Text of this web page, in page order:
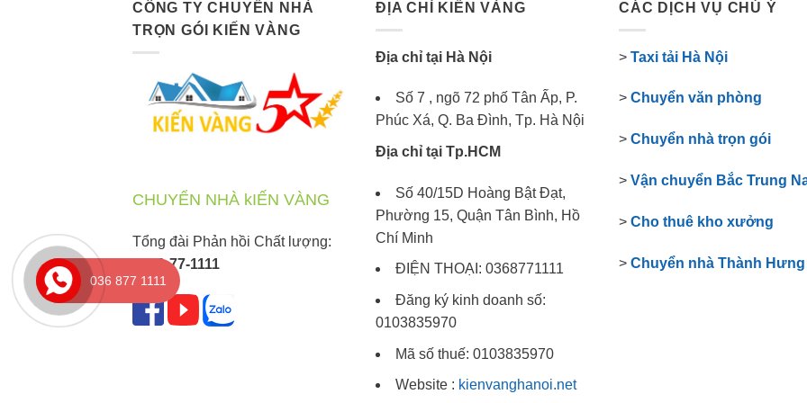
CÔNG TY CHUYỂN NHÀ
TRỌN GÓI KIẾN VÀNG
CHUYỂN NHÀ kIẾN VÀNG
Tổng đài Phản hồi Chất lượng:
0368-77-1111
ĐỊA CHỈ KIẾN VÀNG
Địa chỉ tại Hà Nội
Số 7 , ngõ 72 phố Tân Ấp, P.
Phúc Xá, Q. Ba Đình, Tp. Hà Nội
Địa chỉ tại Tp.HCM
Số 40/15D Hoàng Bật Đạt,
Phường 15, Quận Tân Bình, Hồ
Chí Minh
ĐIỆN THOẠI: 0368771111
Đăng ký kinh doanh số:
0103835970
Mã số thuế: 0103835970
Website : kienvanghanoi.net
CÁC DỊCH VỤ CHÚ Ý
> Taxi tải Hà Nội
> Chuyển văn phòng
> Chuyển nhà trọn gói
> Vận chuyển Bắc Trung
> Cho thuê kho xưởng
> Chuyển nhà Thành Hưng
036 877 1111